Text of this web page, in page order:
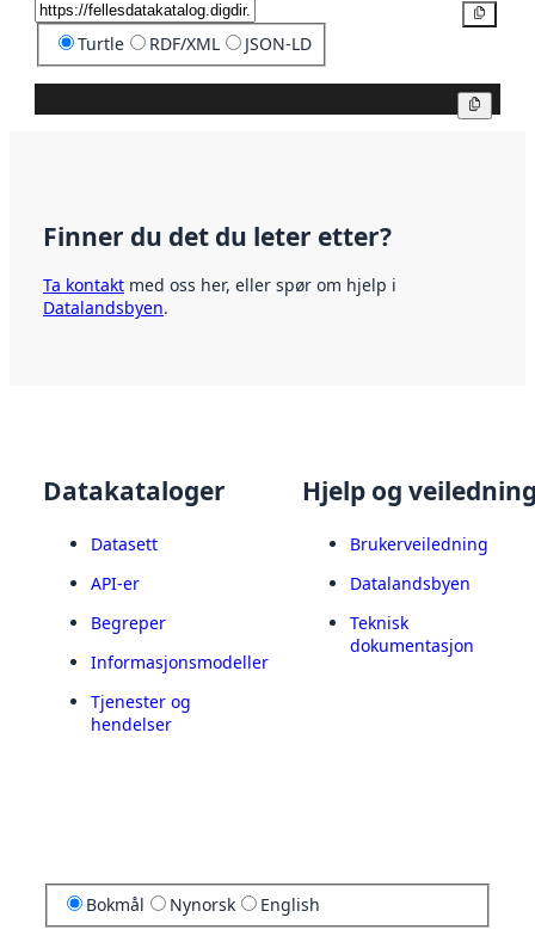
Turtle RDF/XML JSON-LD
Finner du det du leter etter?
Ta kontakt med oss her, eller spør om hjelp i
Datalandsbyen.
Datakataloger
Datasett
API-er
Begreper
Informasjonsmodeller
Tjenester og
hendelser
Hjelp og
Brukerveiledning
Datalandsbyen
Teknisk
dokumentasjon
Bokmål Nynorsk English